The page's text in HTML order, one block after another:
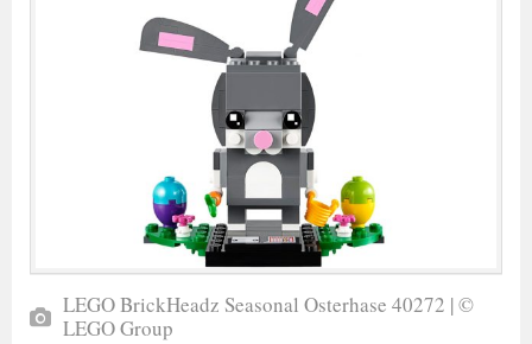
LEGO BrickHeadz Seasonal Osterhase 40272 | ©
LEGO Group